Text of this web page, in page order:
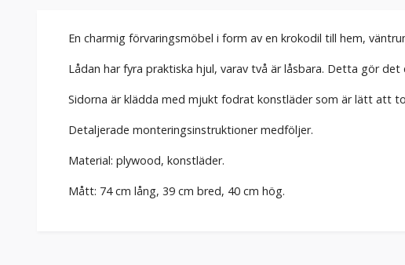
En charmig förvaringsmöbel i form av en krokodil till hem,
Lådan har fyra praktiska hjul, varav två är låsbara. Detta gör
Sidorna är klädda med mjukt fodrat konstläder som är lätt att
Detaljerade monteringsinstruktioner medföljer.
Material: plywood, konstläder.
Mått: 74 cm lång, 39 cm bred, 40 cm hög.